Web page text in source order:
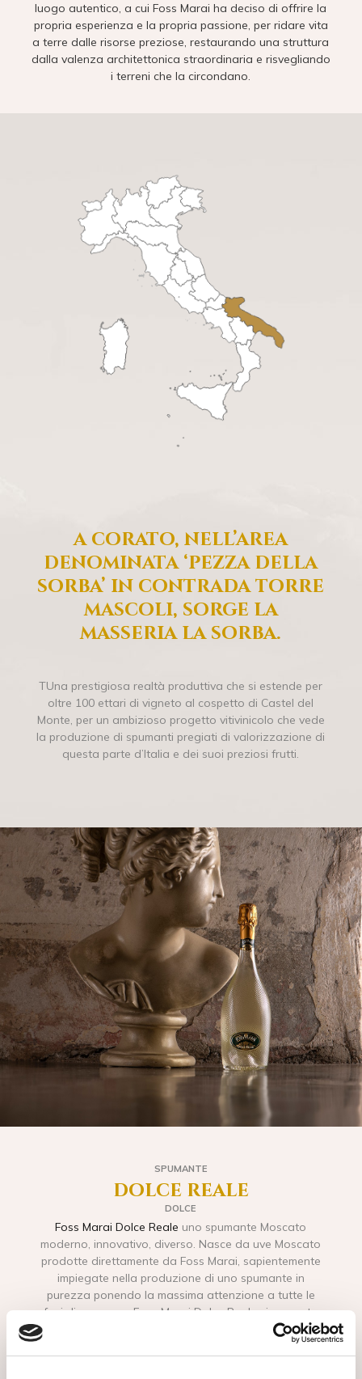
luogo autentico, a cui Foss Marai ha deciso di offrire la
propria esperienza e la propria passione, per ridare vita
a terre dalle risorse preziose, restaurando una struttura
dalla valenza architettonica straordinaria e risvegliando
i terreni che la circondano.
a corato, nell’area
denominata ‘pezza della
sorba’ in contrada torre
mascoli, sorge la
masseria la sorba.
TUna prestigiosa realtà produttiva che si estende per
oltre 100 ettari di vigneto al cospetto di Castel del
Monte, per un ambizioso progetto vitivinicolo che vede
la produzione di spumanti pregiati di valorizzazione di
questa parte d’Italia e dei suoi preziosi frutti.
SPUMANTE
dolce reale
DOLCE
Foss Marai Dolce Reale uno spumante Moscato
moderno, innovativo, diverso. Nasce da uve Moscato
prodotte direttamente da Foss Marai, sapientemente
impiegate nella produzione di uno spumante in
purezza ponendo la massima attenzione a tutte le
fasi di processo. Foss Marai Dolce Reale si presenta
con un colore giallo paglierino con riflessi dorati, dal
profumo intenso di pesca gialla e di albicocca, sentori